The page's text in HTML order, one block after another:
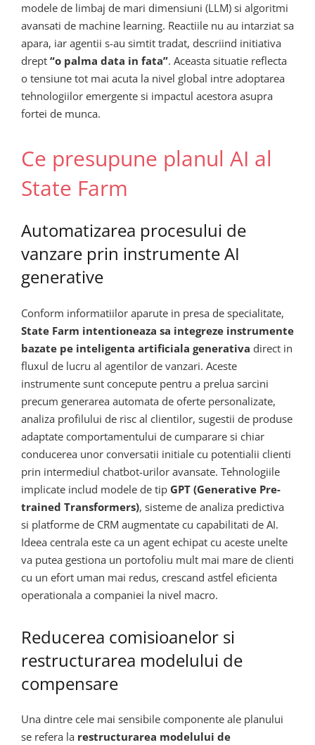
modele de limbaj de mari dimensiuni (LLM) si algoritmi
avansati de machine learning. Reactiile nu au intarziat sa
apara, iar agentii s-au simtit tradat, descriind initiativa
drept “o palma data in fata”. Aceasta situatie reflecta
o tensiune tot mai acuta la nivel global intre adoptarea
tehnologiilor emergente si impactul acestora asupra
fortei de munca.
Ce presupune planul AI al
State Farm
Automatizarea procesului de
vanzare prin instrumente AI
generative
Conform informatiilor aparute in presa de specialitate,
State Farm intentioneaza sa integreze instrumente
bazate pe inteligenta artificiala generativa direct in
fluxul de lucru al agentilor de vanzari. Aceste
instrumente sunt concepute pentru a prelua sarcini
precum generarea automata de oferte personalizate,
analiza profilului de risc al clientilor, sugestii de produse
adaptate comportamentului de cumparare si chiar
conducerea unor conversatii initiale cu potentialii clienti
prin intermediul chatbot-urilor avansate. Tehnologiile
implicate includ modele de tip GPT (Generative Pre-
trained Transformers), sisteme de analiza predictiva
si platforme de CRM augmentate cu capabilitati de AI.
Ideea centrala este ca un agent echipat cu aceste unelte
va putea gestiona un portofoliu mult mai mare de clienti
cu un efort uman mai redus, crescand astfel eficienta
operationala a companiei la nivel macro.
Reducerea comisioanelor si
restructurarea modelului de
compensare
Una dintre cele mai sensibile componente ale planului
se refera la restructurarea modelului de